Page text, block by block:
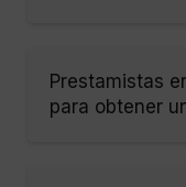
Prestamistas
para obtener